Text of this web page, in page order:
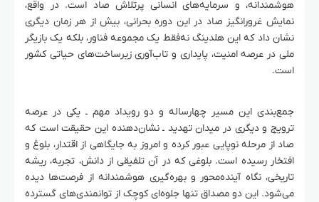
هوشمندانه، و سرمایه‌های انسانی پرتلاش صاد است. در واقع،
نمایش غرورانگیز صاد در این دوره بحرانی، بیش از هر زمان دیگری
نشان داد که این هلدینگ نه‌فقط یک مجموعه فناور، بلکه یک بازیگر
ملی در عرصه امنیت، پایداری و تاب‌آوری زیرساخت‌های حیاتی کشور
است.
جمع‌بندی این مسیر چهارساله و دو رویداد مهم ـ یکی در عرصه
ترویج و دیگری در میدان تهدید ـ نشان‌دهنده این حقیقت است که
صاد از مرحله نوپایی عبور کرده و امروز به جایگاهی از اقتدار، بلوغ و
افتخار رسیده است. بلوغی که در آن تلفیقی از دانش، تجربه، ریشه
تاریخی، نگاه آینده‌محور و بهره‌گیری هوشمندانه از فرصت‌ها دیده
می‌شود. این دو مصداق تنها جلوه‌ای کوچک از توانمندی‌های گسترده